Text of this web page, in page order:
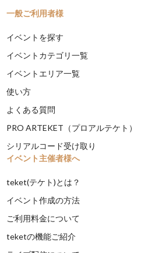
一般ご利用者様
イベントを探す
イベントカテゴリ一覧
イベントエリア一覧
使い方
よくある質問
PRO ARTEKET（プロアルテケト）
シリアルコード受け取り
イベント主催者様へ
teket(テケト)とは？
イベント作成の方法
ご利用料金について
teketの機能ご紹介